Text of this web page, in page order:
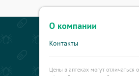
О компании
Контакты
Цены в аптеках могут